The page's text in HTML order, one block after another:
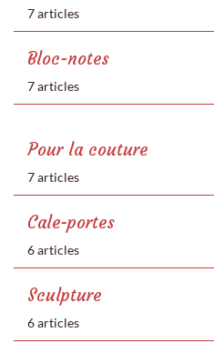
7 articles
Bloc-notes
7 articles
Pour la couture
7 articles
Cale-portes
6 articles
Sculpture
6 articles